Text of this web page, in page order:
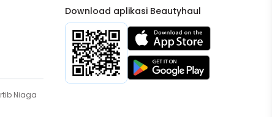
Niaga
Download aplikasi Beautyhaul